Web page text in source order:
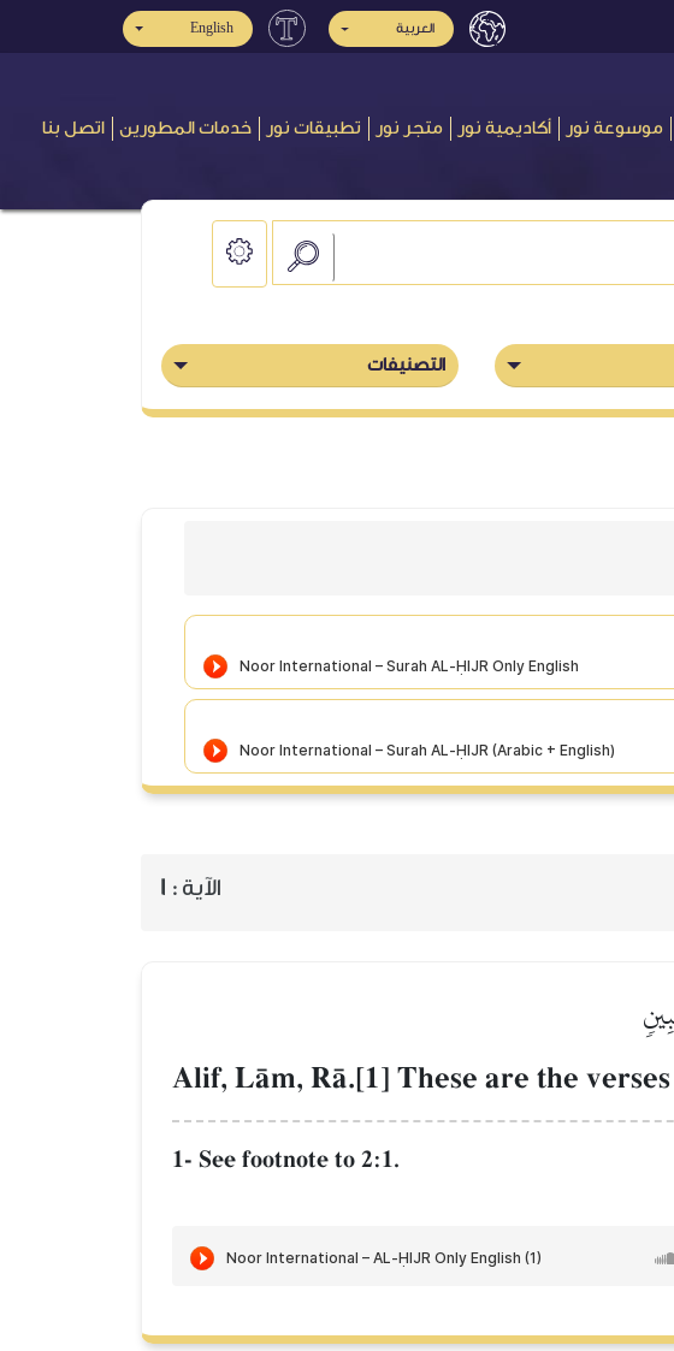
العربية English
موسوعة نور أكاديمية نور متجر نور تطبيقات نور خدمات المطورين اتصل بنا
التصنيفات
الآية : 1
Alif, LŒm, RŒ.[1] These are the
1- See footnote to 2:1.